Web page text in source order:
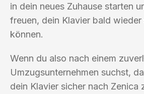
in dein neues Zuhause starten
freuen, dein Klavier bald wieder
können.
Wenn du also nach einem
Umzugsunternehmen suchst,
dein Klavier sicher nach Zenica